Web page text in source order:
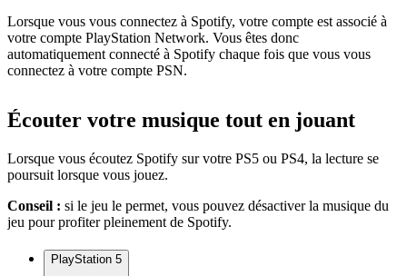
Lorsque vous vous connectez à Spotify, votre compte est associé à
votre compte PlayStation Network. Vous êtes donc
automatiquement connecté à Spotify chaque fois que vous vous
connectez à votre compte PSN.
Écouter votre musique tout en jouant
Lorsque vous écoutez Spotify sur votre PS5 ou PS4, la lecture se
poursuit lorsque vous jouez.
Conseil : si le jeu le permet, vous pouvez désactiver la musique du
jeu pour profiter pleinement de Spotify.
PlayStation 5